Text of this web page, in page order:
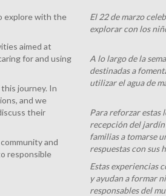
explore with the
aimed at
for and using
journey. In
and we
their
and
responsible
El 22 de marzo
explorar con los
A lo largo de la
destinadas a
utilizar el agua de
Para reforzar estas
recepción del jardín
familias a tomarse
respuestas con sus
Estas experiencias
y ayudan a formar
responsables del